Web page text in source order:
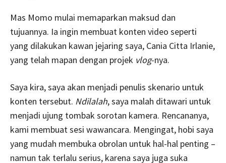
Mas Momo mulai memaparkan maksud dan
tujuannya. Ia ingin membuat konten video seperti
yang dilakukan kawan jejaring saya, Cania Citta Irlanie,
yang telah mapan dengan projek vlog-nya.
Saya kira, saya akan menjadi penulis skenario untuk
konten tersebut. Ndilalah, saya malah ditawari untuk
menjadi ujung tombak sorotan kamera. Rencananya,
kami membuat sesi wawancara. Mengingat, hobi saya
yang mudah membuka obrolan untuk hal-hal penting –
namun tak terlalu serius, karena saya juga suka